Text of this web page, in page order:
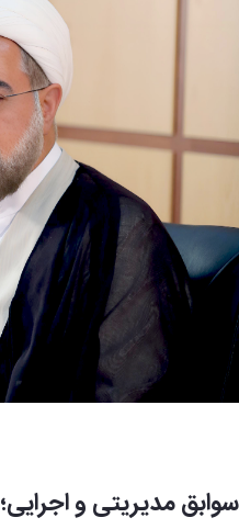
سوابق مدیریتی و اجرایی؛